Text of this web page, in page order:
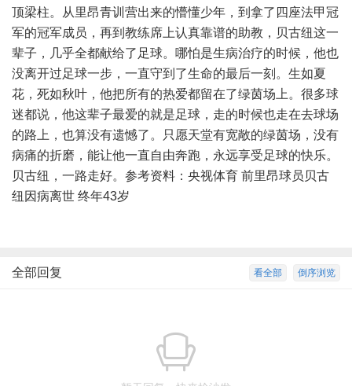
顶梁柱。从里昂青训营出来的懵懂少年，到拿了四座法甲冠
军的冠军成员，再到教练席上认真靠谱的助教，贝古纽这一
辈子，几乎全都献给了足球。哪怕是生病治疗的时候，他也
没离开过足球一步，一直守到了生命的最后一刻。生如夏
花，死如秋叶，他把所有的热爱都留在了绿茵场上。很多球
迷都说，他这辈子最爱的就是足球，走的时候也走在去球场
的路上，也算没有遗憾了。只愿天堂有宽敞的绿茵场，没有
病痛的折磨，能让他一直自由奔跑，永远享受足球的快乐。
贝古纽，一路走好。参考资料：央视体育 前里昂球员贝古
纽因病离世 终年43岁
倒序浏览
看全部
全部回复